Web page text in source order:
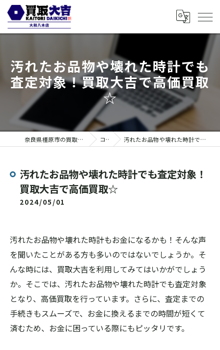
汚れたお品物や壊れた時計でも
査定対象！買取大吉で高価買取
☆
奈良県橿原市の買取なら買取大吉 大和八木店 コラム 汚れたお品物や壊れた時計でも査定対象！買取大吉で高価買取☆
汚れたお品物や壊れた時計でも査定対象！
買取大吉で高価買取☆
2024/05/01
汚れたお品物や壊れた時計もお金になるかも！そんな声
を聞いたことがある方も多いのではないでしょうか。そ
んな時には、買取大吉を利用してみてはいかがでしょう
か。そこでは、汚れたお品物や壊れた時計でも査定対象
となり、高価買取を行っています。さらに、査定までの
手続きもスムーズで、お金に換えるまでの時間が短くて
済むため、お金に困っている際にもピッタリです。